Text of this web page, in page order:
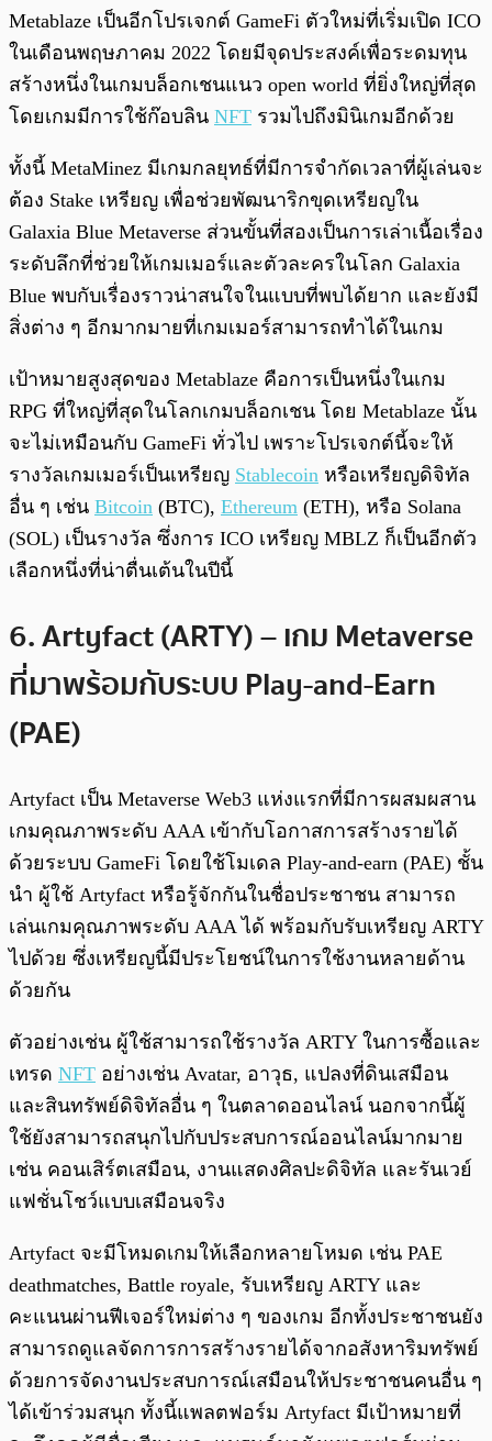
Metablaze เป็นอีกโปรเจกต์ GameFi ตัวใหม่ที่เริ่มเปิด ICO
ในเดือนพฤษภาคม 2022 โดยมีจุดประสงค์เพื่อระดมทุน
สร้างหนึ่งในเกมบล็อกเชนแนว open world ที่ยิ่งใหญ่ที่สุด
โดยเกมมีการใช้ก๊อบลิน NFT รวมไปถึงมินิเกมอีกด้วย
ทั้งนี้ MetaMinez มีเกมกลยุทธ์ที่มีการจำกัดเวลาที่ผู้เล่นจะ
ต้อง Stake เหรียญ เพื่อช่วยพัฒนาริกขุดเหรียญใน
Galaxia Blue Metaverse ส่วนขั้นที่สองเป็นการเล่าเนื้อเรื่อง
ระดับลึกที่ช่วยให้เกมเมอร์และตัวละครในโลก Galaxia
Blue พบกับเรื่องราวน่าสนใจในแบบที่พบได้ยาก และยังมี
สิ่งต่าง ๆ อีกมากมายที่เกมเมอร์สามารถทำได้ในเกม
เป้าหมายสูงสุดของ Metablaze คือการเป็นหนึ่งในเกม
RPG ที่ใหญ่ที่สุดในโลกเกมบล็อกเชน โดย Metablaze นั้น
จะไม่เหมือนกับ GameFi ทั่วไป เพราะโปรเจกต์นี้จะให้
รางวัลเกมเมอร์เป็นเหรียญ Stablecoin หรือเหรียญดิจิทัล
อื่น ๆ เช่น Bitcoin (BTC), Ethereum (ETH), หรือ Solana
(SOL) เป็นรางวัล ซึ่งการ ICO เหรียญ MBLZ ก็เป็นอีกตัว
เลือกหนึ่งที่น่าตื่นเต้นในปีนี้
6. Artyfact (ARTY) – เกม Metaverse
ที่มาพร้อมกับระบบ Play-and-Earn
(PAE)
Artyfact เป็น Metaverse Web3 แห่งแรกที่มีการผสมผสาน
เกมคุณภาพระดับ AAA เข้ากับโอกาสการสร้างรายได้
ด้วยระบบ GameFi โดยใช้โมเดล Play-and-earn (PAE) ชั้น
นำ ผู้ใช้ Artyfact หรือรู้จักกันในชื่อประชาชน สามารถ
เล่นเกมคุณภาพระดับ AAA ได้ พร้อมกับรับเหรียญ ARTY
ไปด้วย ซึ่งเหรียญนี้มีประโยชน์ในการใช้งานหลายด้าน
ด้วยกัน
ตัวอย่างเช่น ผู้ใช้สามารถใช้รางวัล ARTY ในการซื้อและ
เทรด NFT อย่างเช่น Avatar, อาวุธ, แปลงที่ดินเสมือน
และสินทรัพย์ดิจิทัลอื่น ๆ ในตลาดออนไลน์ นอกจากนี้ผู้
ใช้ยังสามารถสนุกไปกับประสบการณ์ออนไลน์มากมาย
เช่น คอนเสิร์ตเสมือน, งานแสดงศิลปะดิจิทัล และรันเวย์
แฟชั่นโชว์แบบเสมือนจริง
Artyfact จะมีโหมดเกมให้เลือกหลายโหมด เช่น PAE
deathmatches, Battle royale, รับเหรียญ ARTY และ
คะแนนผ่านฟีเจอร์ใหม่ต่าง ๆ ของเกม อีกทั้งประชาชนยัง
สามารถดูแลจัดการการสร้างรายได้จากอสังหาริมทรัพย์
ด้วยการจัดงานประสบการณ์เสมือนให้ประชาชนคนอื่น ๆ
ได้เข้าร่วมสนุก ทั้งนี้แพลตฟอร์ม Artyfact มีเป้าหมายที่